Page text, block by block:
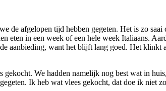
de afgelopen tijd hebben gegeten. Het is zo
eten in een week of een hele week Italiaans.
aanbieding, want het blijft lang goed. Het klinkt
We hadden namelijk nog best wat in
Ik heb wat vlees gekocht, dat doe ik niet